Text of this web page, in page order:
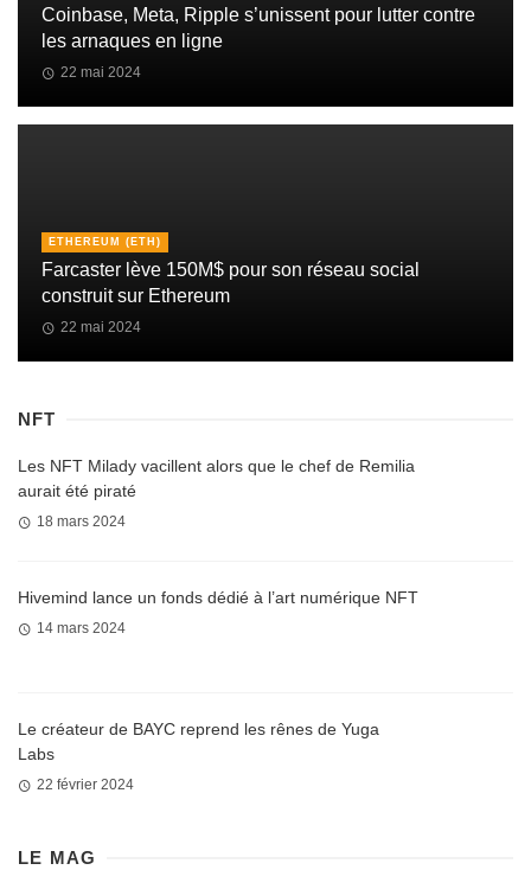
Coinbase, Meta, Ripple s’unissent pour lutter contre
les arnaques en ligne
22 mai 2024
ETHEREUM (ETH)
Farcaster lève 150M$ pour son réseau social
construit sur Ethereum
22 mai 2024
NFT
Les NFT Milady vacillent alors que le chef de Remilia
aurait été piraté
18 mars 2024
Hivemind lance un fonds dédié à l’art numérique NFT
14 mars 2024
Le créateur de BAYC reprend les rênes de Yuga
Labs
22 février 2024
LE MAG